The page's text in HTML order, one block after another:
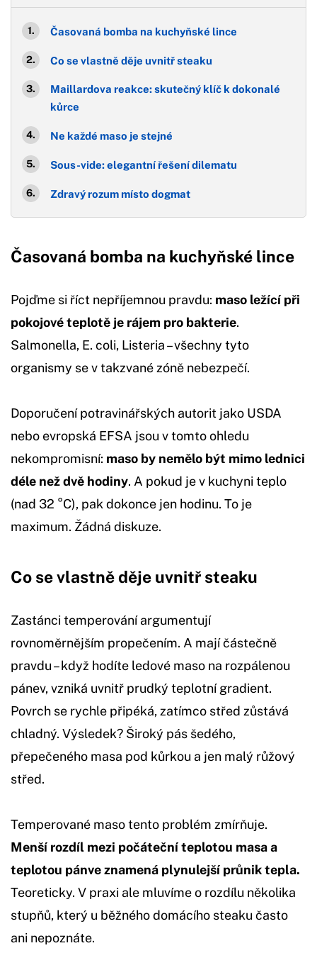
Časovaná bomba na kuchyňské lince
Co se vlastně děje uvnitř steaku
Maillardova reakce: skutečný klíč k dokonalé
kůrce
Ne každé maso je stejné
Sous-vide: elegantní řešení dilematu
Zdravý rozum místo dogmat
Časovaná bomba na kuchyňské lince
Pojďme si říct nepříjemnou pravdu: maso ležící při
pokojové teplotě je rájem pro bakterie.
Salmonella, E. coli, Listeria – všechny tyto
organismy se v takzvané zóně nebezpečí.
Doporučení potravinářských autorit jako USDA
nebo evropská EFSA jsou v tomto ohledu
nekompromisní: maso by nemělo být mimo lednici
déle než dvě hodiny. A pokud je v kuchyni teplo
(nad 32 °C), pak dokonce jen hodinu. To je
maximum. Žádná diskuze.
Co se vlastně děje uvnitř steaku
Zastánci temperování argumentují
rovnoměrnějším propečením. A mají částečně
pravdu – když hodíte ledové maso na rozpálenou
pánev, vzniká uvnitř prudký teplotní gradient.
Povrch se rychle připéká, zatímco střed zůstává
chladný. Výsledek? Široký pás šedého,
přepečeného masa pod kůrkou a jen malý růžový
střed.
Temperované maso tento problém zmírňuje.
Menší rozdíl mezi počáteční teplotou masa a
teplotou pánve znamená plynulejší průnik tepla.
Teoreticky. V praxi ale mluvíme o rozdílu několika
stupňů, který u běžného domácího steaku často
ani nepoznáte.